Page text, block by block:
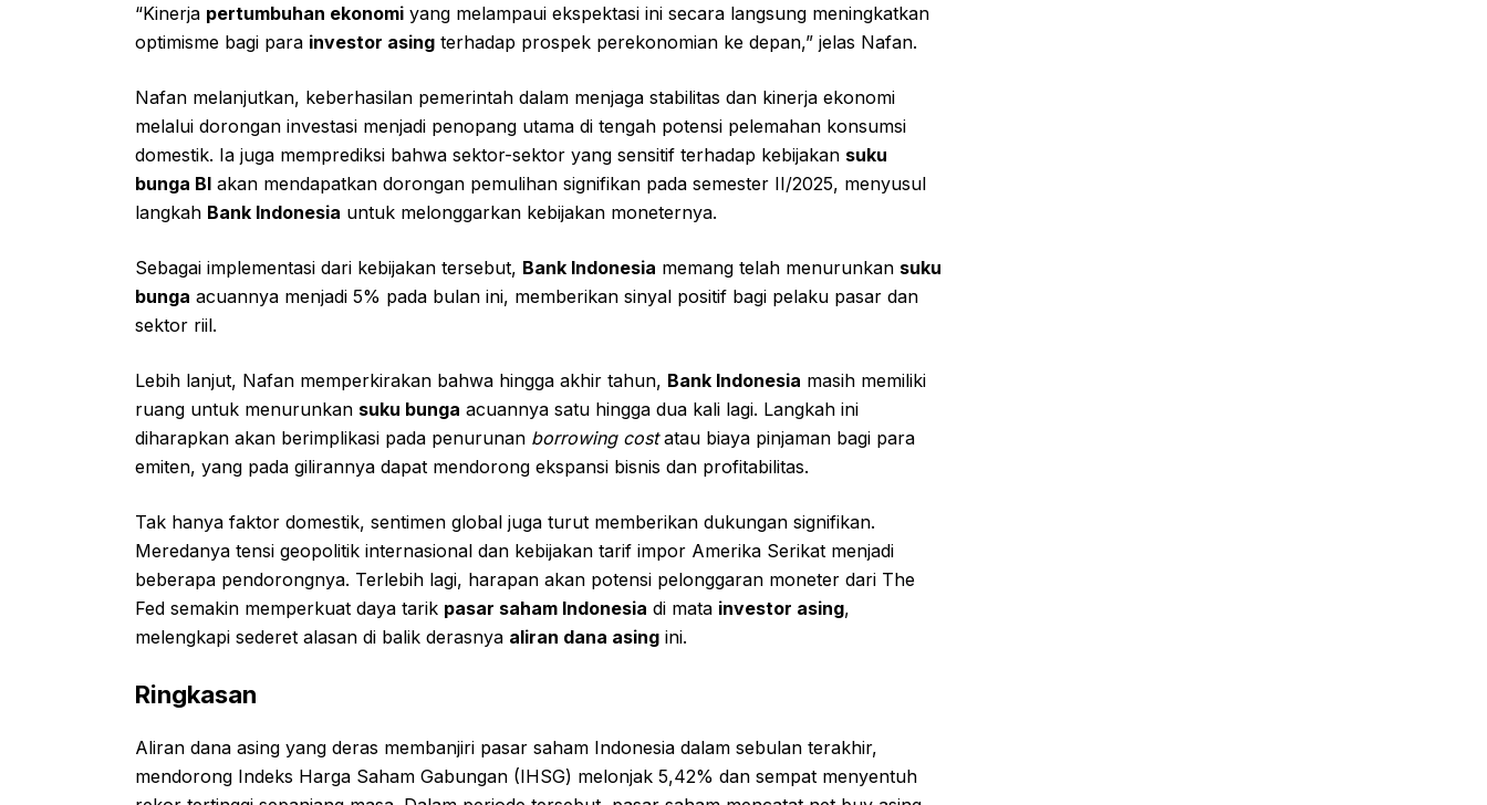
“Kinerja pertumbuhan ekonomi yang melampaui ekspektasi ini secara langsung meningkatkan
optimisme bagi para investor asing terhadap prospek perekonomian ke depan,” jelas Nafan.
Nafan melanjutkan, keberhasilan pemerintah dalam menjaga stabilitas dan kinerja ekonomi
melalui dorongan investasi menjadi penopang utama di tengah potensi pelemahan konsumsi
domestik. Ia juga memprediksi bahwa sektor-sektor yang sensitif terhadap kebijakan suku
bunga BI akan mendapatkan dorongan pemulihan signifikan pada semester II/2025, menyusul
langkah Bank Indonesia untuk melonggarkan kebijakan moneternya.
Sebagai implementasi dari kebijakan tersebut, Bank Indonesia memang telah menurunkan suku
bunga acuannya menjadi 5% pada bulan ini, memberikan sinyal positif bagi pelaku pasar dan
sektor riil.
Lebih lanjut, Nafan memperkirakan bahwa hingga akhir tahun, Bank Indonesia masih memiliki
ruang untuk menurunkan suku bunga acuannya satu hingga dua kali lagi. Langkah ini
diharapkan akan berimplikasi pada penurunan borrowing costatau biaya pinjaman bagi para
emiten, yang pada gilirannya dapat mendorong ekspansi bisnis dan profitabilitas.
Tak hanya faktor domestik, sentimen global juga turut memberikan dukungan signifikan.
Meredanya tensi geopolitik internasional dan kebijakan tarif impor Amerika Serikat menjadi
beberapa pendorongnya. Terlebih lagi, harapan akan potensi pelonggaran moneter dari The
Fed semakin memperkuat daya tarik pasar saham Indonesia di mata investor asing,
melengkapi sederet alasan di balik derasnya aliran dana asing ini.
Ringkasan
Aliran dana asing yang deras membanjiri pasar saham Indonesia dalam sebulan terakhir,
mendorong Indeks Harga Saham Gabungan (IHSG) melonjak 5,42% dan sempat menyentuh